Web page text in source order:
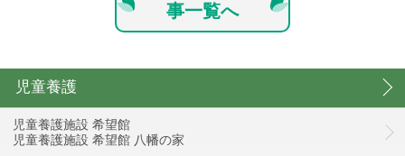
事一覧へ
児童養護
児童養護施設 希望館
児童養護施設 希望館 八幡の家